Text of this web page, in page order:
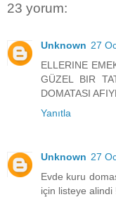
23 yorum:
Unknown 27
ELLERINE
GÜZEL BIR
DOMATASI
Yanıtla
Unknown 27
Evde kuru
için listeye